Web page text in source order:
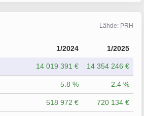
Lähde: PRH
1/2024 1/2025
14 019 391 € 14 354 246 €
5.8 % 2.4 %
518 972 € 720 134 €